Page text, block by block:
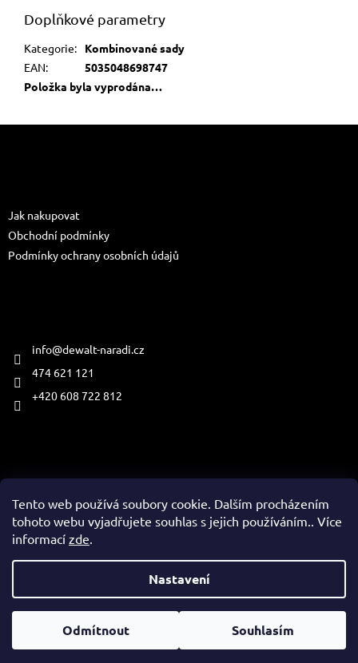
Tento web používá soubory cookie. Dalším procházením
tohoto webu vyjadřujete souhlas s jejich používáním.. Více
informací zde.
Nastavení
Odmítnout Souhlasím
Doplňkové parametry
Kategorie:
Kombinované sady
EAN:
5035048698747
Položka byla vyprodána…
Jak nakupovat
Obchodní podmínky
Podmínky ochrany osobních údajů
info@dewalt-naradi.cz
474 621 121
+420 608 722 812
Copyright 2026www.dewalt-naradi.cz. Všechna práva